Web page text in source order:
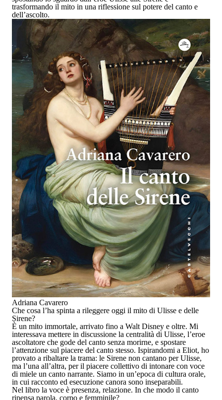
trasformando il mito in una riflessione sul potere del canto e
dell’ascolto.
Adriana Cavarero
Che cosa l’ha spinta a rileggere oggi il mito di Ulisse e delle
Sirene?
È un mito immortale, arrivato fino a Walt Disney e oltre. Mi
interessava mettere in discussione la centralità di Ulisse, l’eroe
ascoltatore che gode del canto senza morirne, e spostare
l’attenzione sul piacere del canto stesso. Ispirandomi a Eliot, ho
provato a ribaltare la trama: le Sirene non cantano per Ulisse,
ma l’una all’altra, per il piacere collettivo di intonare con voce
di miele un canto narrante. Siamo in un’epoca di cultura orale,
in cui racconto ed esecuzione canora sono inseparabili.
Nel libro la voce è presenza, relazione. In che modo il canto
ripensa parola, corpo e femminile?